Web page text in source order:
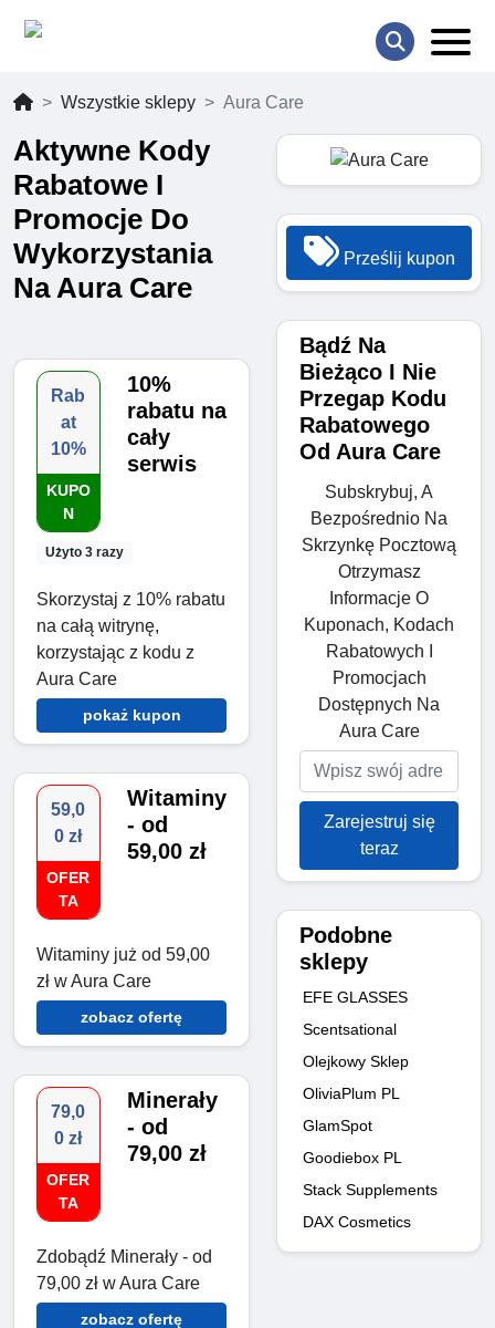
Wszystkie sklepy Aura Care
Aktywne Kody
Rabatowe I
Promocje Do
Wykorzystania
Na Aura Care
Rab
at
10%
KUPO
N
Użyto 3 razy
10%
rabatu na
cały
serwis
Skorzystaj z 10% rabatu
na całą witrynę,
korzystając z kodu z
Aura Care
pokaż kupon
59,0
0 zł
OFER
TA
Witaminy
- od
59,00 zł
Witaminy już od 59,00
zł w Aura Care
zobacz ofertę
79,0
0 zł
OFER
TA
Minerały
- od
79,00 zł
Zdobądź Minerały - od
79,00 zł w Aura Care
zobacz ofertę
Prześlij kupon
Bądź Na
Bieżąco I Nie
Przegap Kodu
Rabatowego
Od Aura Care
Subskrybuj, A
Bezpośrednio Na
Skrzynkę Pocztową
Otrzymasz
Informacje O
Kuponach, Kodach
Rabatowych I
Promocjach
Dostępnych Na
Aura Care
Zarejestruj się
teraz
Podobne
sklepy
EFE GLASSES
Scentsational
Olejkowy Sklep
OliviaPlum PL
GlamSpot
Goodiebox PL
Stack Supplements
DAX Cosmetics